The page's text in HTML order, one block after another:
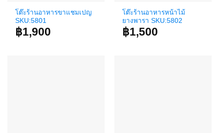
โต๊ะร้านอาหารขาแชมเปญ
SKU:5801
฿1,900
โต๊ะร้านอาหารหน้าไม้
ยางพารา SKU:5802
฿1,500